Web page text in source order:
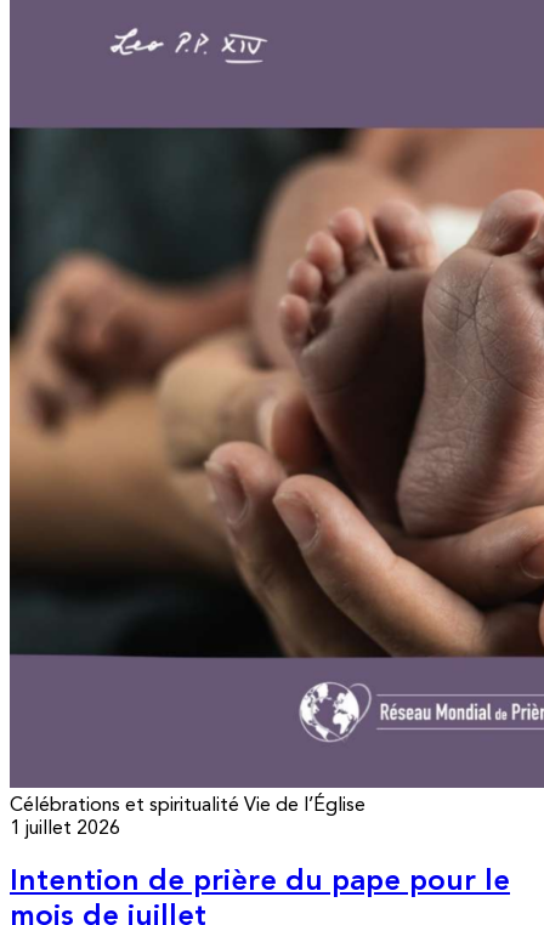
Célébrations et spiritualité Vie de l’Église
1 juillet 2026
Intention de prière du pape pour le
mois de juillet